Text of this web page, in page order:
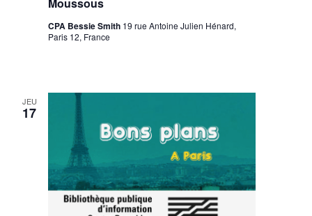
CPA Bessie Smith 19 rue Antoine Julien Hénard,
Paris 12, France
JEU
17